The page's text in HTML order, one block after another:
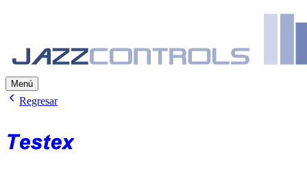
Menú
Regresar